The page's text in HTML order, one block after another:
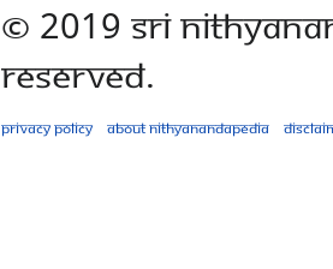
© 2019 Sri
Reserved.
Privacy policy About Nithyanandapedia